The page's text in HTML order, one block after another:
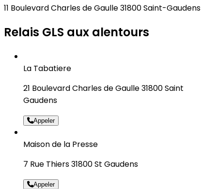
11 Boulevard Charles de Gaulle 31800 Saint-Gaudens
Relais GLS aux alentours
La Tabatiere
21 Boulevard Charles de Gaulle 31800 Saint
Gaudens
Appeler
Maison de la Presse
7 Rue Thiers 31800 St Gaudens
Appeler